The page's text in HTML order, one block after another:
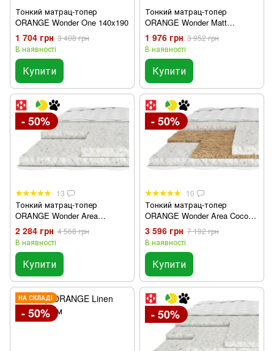
Тонкий матрац-топер
ORANGE Wonder One 140x190
1 704 грн 3 408 грн
В наявності
Купити
Тонкий матрац-топер
ORANGE Wonder Matt
140x190
1 976 грн 3 952 грн
В наявності
Купити
- 50%
13
Тонкий матрац-топер
ORANGE Wonder Area
140x190 см
2 284 грн 4 568 грн
В наявності
Купити
- 50%
10
Тонкий матрац-топер
ORANGE Wonder Area Cocos
140x190 см
3 596 грн 7 192 грн
В наявності
Купити
НА СКЛАДІ
- 50% - 50%